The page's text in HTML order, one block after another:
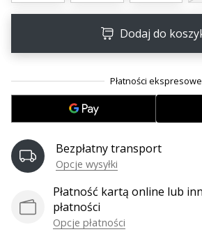
Dodaj do
Bezpłatny transport
Opcje wysyłki
Płatność kartą online lub
płatności
Opcje płatności